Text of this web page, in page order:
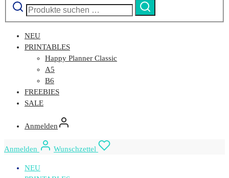
nach:
Suchen
NEU
PRINTABLES
Happy Planner Classic
A5
B6
FREEBIES
SALE
Anmelden
Anmelden Wunschzettel
NEU